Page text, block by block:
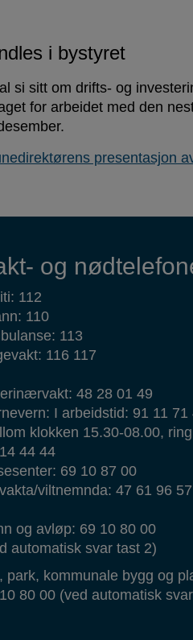
i bystyret
si sitt om drifts- og
for arbeidet med den
presentasjon
og
112
110
113
116 117
48 28 01 49
I arbeidstid: 91 11 71
klokken 15.30-08.00,
44 44
69 10 87 00
viltnemnda: 47 61 96 57
og avløp: 69 10 80 00
automatisk svar tast 2)
park, kommunale bygg og
80 00 (ved automatisk